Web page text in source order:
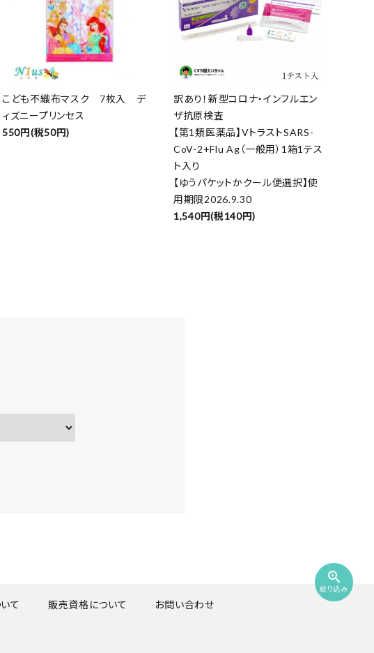
こども不織布マスク 7枚入 デ
ィズニープリンセス
550円(税50円)
訳あり！新型コロナ・インフルエン
ザ抗原検査
【第1類医薬品】VトラストSARS-
CoV-2+Flu Ag（一般用）1箱1テス
ト入り
【ゆうパケットかクール便選択】使
用期限2026.9.30
1,540円(税140円)
zoom_in
絞り込み
て 販売資格について お問い合わせ